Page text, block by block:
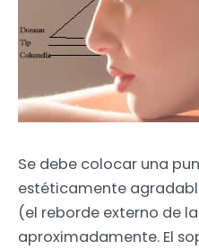
Se debe colocar una
estéticamente
(el reborde externo de
aproximadamente. El